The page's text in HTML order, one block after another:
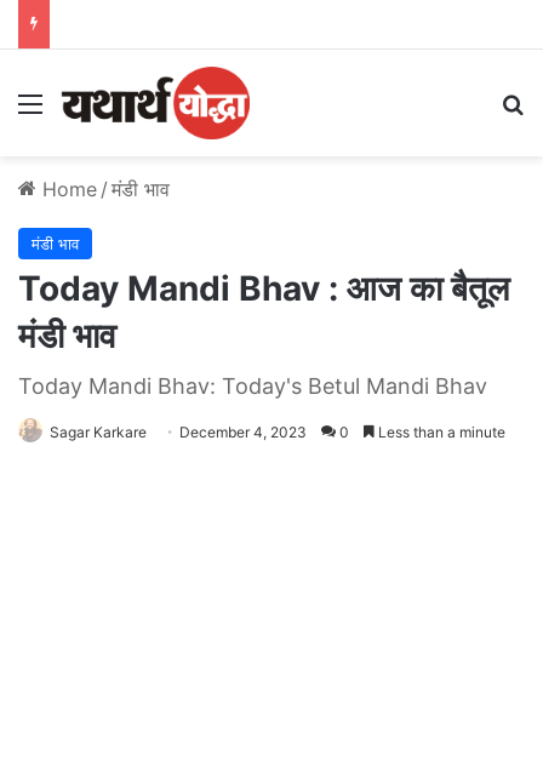
Menu
Home / मंडी भाव
मंडी भाव
Today Mandi Bhav : आज का बैतूल
मंडी भाव
Today Mandi Bhav: Today's Betul Mandi Bhav
Sagar Karkare December 4, 2023 0 Less than a minute